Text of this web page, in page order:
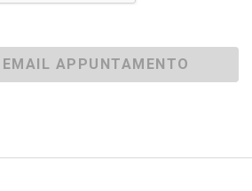
APPUNTAMENTO